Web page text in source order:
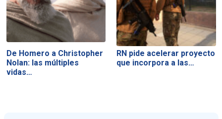
De Homero a Christopher
Nolan: las múltiples
vidas…
RN pide acelerar proyecto
que incorpora a las…